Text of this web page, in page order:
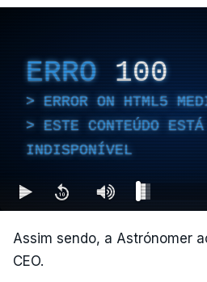
ERRO 100
ERROR ON HTML5
ESTE CONTEÚDO
INDISPONÍVEL
Assim sendo, a Astrónomer
CEO.